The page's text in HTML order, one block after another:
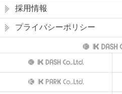
採用情報
プライバシーポリシー